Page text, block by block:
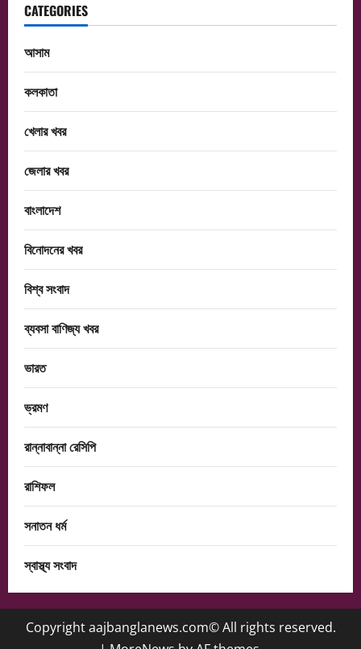
CATEGORIES
আসাম
কলকাতা
খেলার খবর
জেলার খবর
বাংলাদেশ
বিনোদনের খবর
বিশ্ব সংবাদ
ব্যবসা বাণিজ্য খবর
ভারত
ভ্রমণ
রান্নাবান্না রেসিপি
রাশিফল
সনাতন ধর্ম
স্বাস্থ্য সংবাদ
Copyright aajbanglanews.com© All rights reserved.